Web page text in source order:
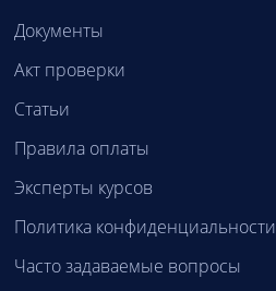
Документы
Акт проверки
Статьи
Правила оплаты
Эксперты курсов
Политика конфиденциальности
Часто задаваемые вопросы